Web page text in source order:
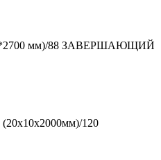
мм)/88 ЗАВЕРШАЮЩИЙ
120